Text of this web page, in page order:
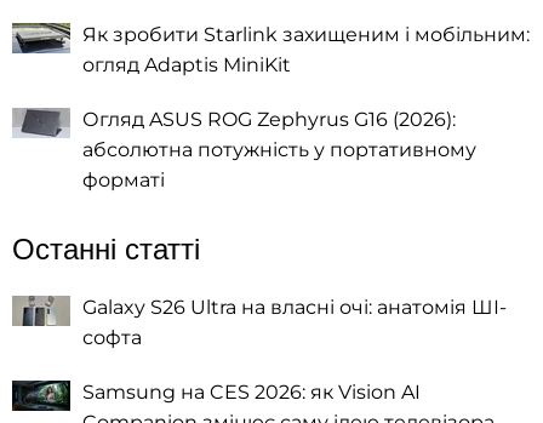
Як зробити Starlink захищеним і мобільним:
огляд Adaptis MiniKit
Огляд ASUS ROG Zephyrus G16 (2026):
абсолютна потужність у портативному
форматі
Останні статті
Galaxy S26 Ultra на власні очі: анатомія ШІ-
софта
Samsung на CES 2026: як Vision AI